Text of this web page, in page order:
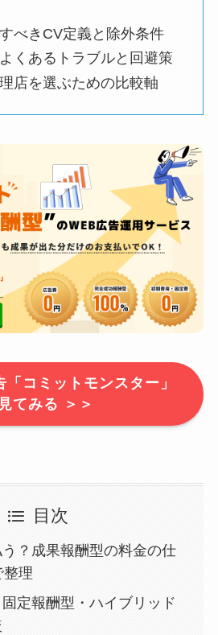
べきCV定義と除外条件
くあるトラブルと回避策
店を選ぶための比較軸
コミットモンスター」
てみる ＞＞
目次
？成果報酬型の料金の仕
整理
定報酬型・ハイブリッド